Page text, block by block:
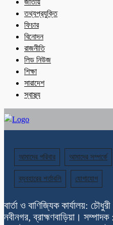
তথ্যপ্রযুক্তি
ফিচার
বিনোদন
রাজনীতি
লিড নিউজ
শিক্ষা
সারাদেশ
স্বাস্থ্য
আমাদের পরিবার আমাদের সম্পর্কে
ব্যবহারের শর্তাবলি যোগাযোগ
বার্তা ও বাণিজ্যিক কার্যালয়:
নবীনগর, ব্রাহ্মণবাড়িয়া।